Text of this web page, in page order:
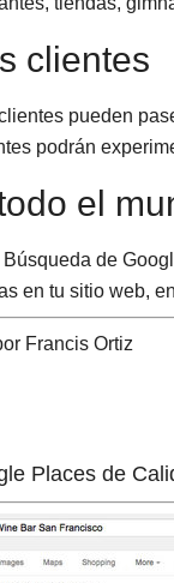
clientes
pueden
podrán
el
de
en tu sitio web,
Francis Ortiz
Places de